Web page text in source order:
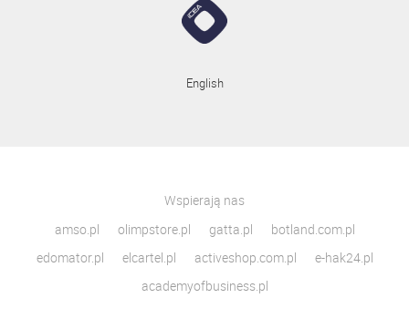
English
Wspierają nas
amso.pl
olimpstore.pl gatta.pl
botland.com.pl
edomator.pl
elcartel.pl activeshop.com.pl
e-hak24.pl
academyofbusiness.pl